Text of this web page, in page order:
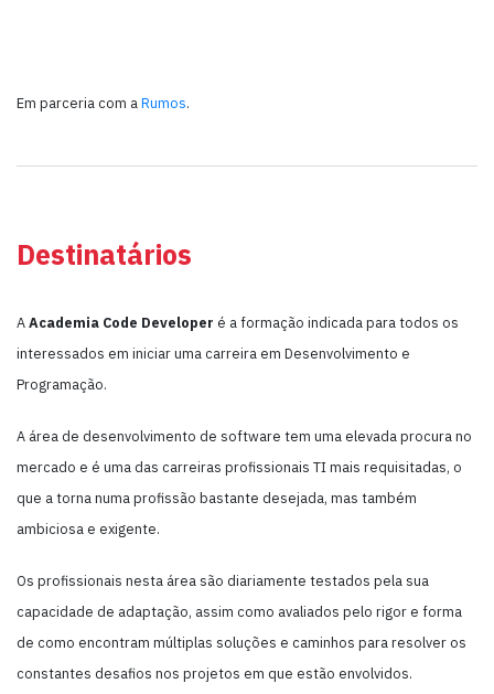
Em parceria com a Rumos.
Destinatários
AAcademia Code Developer é a formação indicada para todos os
interessados em iniciar uma carreira em Desenvolvimento e
Programação.
A área de desenvolvimento de software tem uma elevada procura no
mercado e é uma das carreiras profissionais TI mais requisitadas, o
que a torna numa profissão bastante desejada, mas também
ambiciosa e exigente.
Os profissionais nesta área são diariamente testados pela sua
capacidade de adaptação, assim como avaliados pelo rigor e forma
de como encontram múltiplas soluções e caminhos para resolver os
constantes desafios nos projetos em que estão envolvidos.